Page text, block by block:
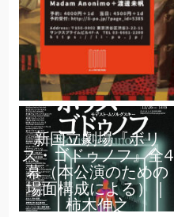
新国立劇場『ボリ
ス・ゴドゥノフ』全4
幕（本公演のための
場面構成による）｜
柿木伸之